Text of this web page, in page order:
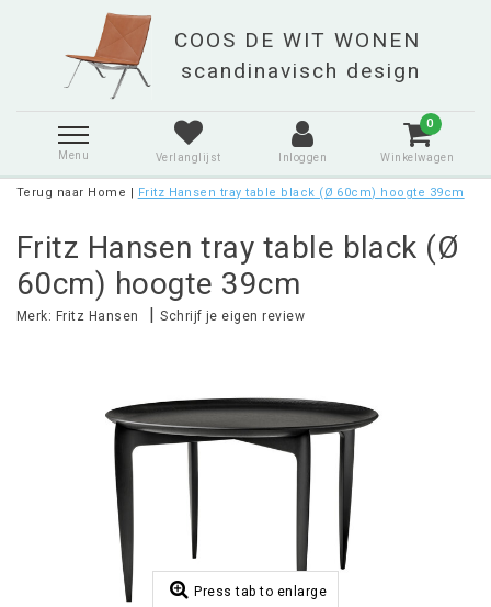
Menu Verlanglijst Inloggen
0
Winkelwagen
Terug naar Home | Fritz Hansen tray table black (Ø 60cm) hoogte 39cm
Fritz Hansen tray table black (Ø
60cm) hoogte 39cm
Merk: Fritz Hansen |Schrijf je eigen review
Press tab to enlarge